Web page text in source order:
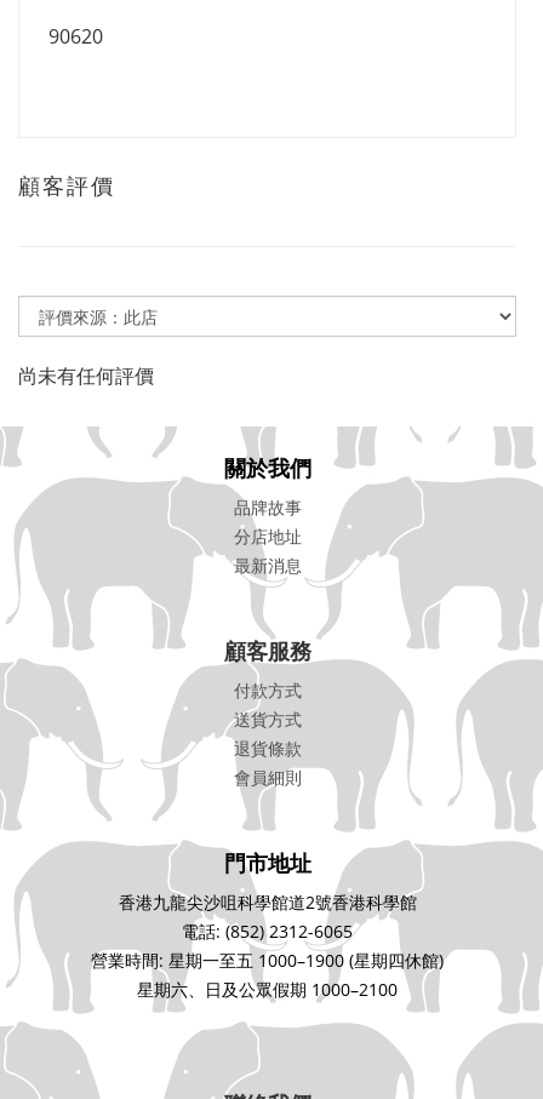
90620
顧客評價
尚未有任何評價
關於我們
品牌故事
分店地址
最新消息
顧客服務
付款方式
送貨方式
退貨條款
會員細則
門市地址
香港九龍尖沙咀科學館道2號香港科學館
電話: (852) 2312-6065
營業時間: 星期一至五 1000–1900 (星期四休館)
星期六、日及公眾假期 1000–2100